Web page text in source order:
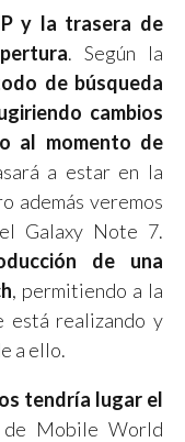
y la trasera de
. Según la
de búsqueda
cambios
al momento de
a estar en la
además veremos
Galaxy Note 7.
de una
, permitiendo a la
está realizando y
a ello.
tendría lugar el
de Mobile World